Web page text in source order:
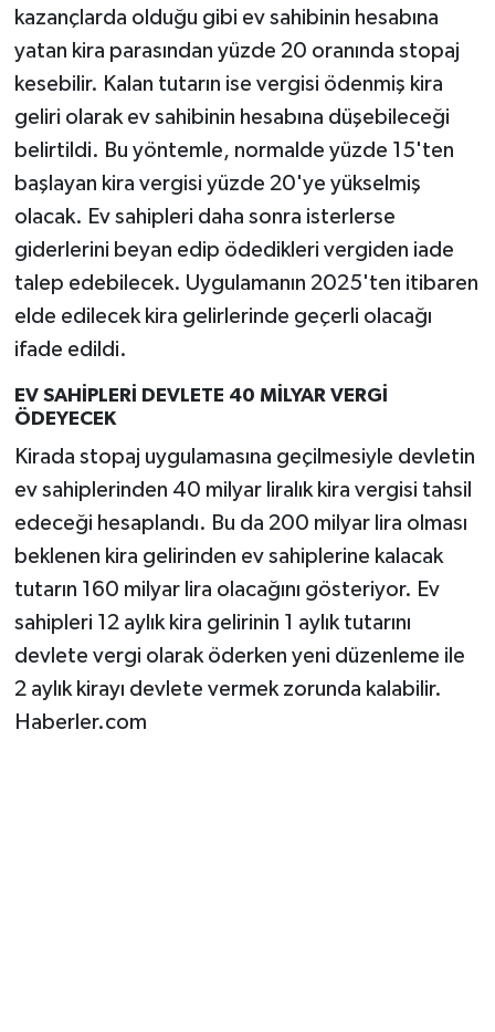
kazançlarda olduğu gibi ev sahibinin hesabına
yatan kira parasından yüzde 20 oranında stopaj
kesebilir. Kalan tutarın ise vergisi ödenmiş kira
geliri olarak ev sahibinin hesabına düşebileceği
belirtildi. Bu yöntemle, normalde yüzde 15'ten
başlayan kira vergisi yüzde 20'ye yükselmiş
olacak. Ev sahipleri daha sonra isterlerse
giderlerini beyan edip ödedikleri vergiden iade
talep edebilecek. Uygulamanın 2025'ten itibaren
elde edilecek kira gelirlerinde geçerli olacağı
ifade edildi.
EV SAHİPLERİ DEVLETE 40 MİLYAR VERGİ
ÖDEYECEK
Kirada stopaj uygulamasına geçilmesiyle devletin
ev sahiplerinden 40 milyar liralık kira vergisi tahsil
edeceği hesaplandı. Bu da 200 milyar lira olması
beklenen kira gelirinden ev sahiplerine kalacak
tutarın 160 milyar lira olacağını gösteriyor. Ev
sahipleri 12 aylık kira gelirinin 1 aylık tutarını
devlete vergi olarak öderken yeni düzenleme ile
2 aylık kirayı devlete vermek zorunda kalabilir.
Haberler.com